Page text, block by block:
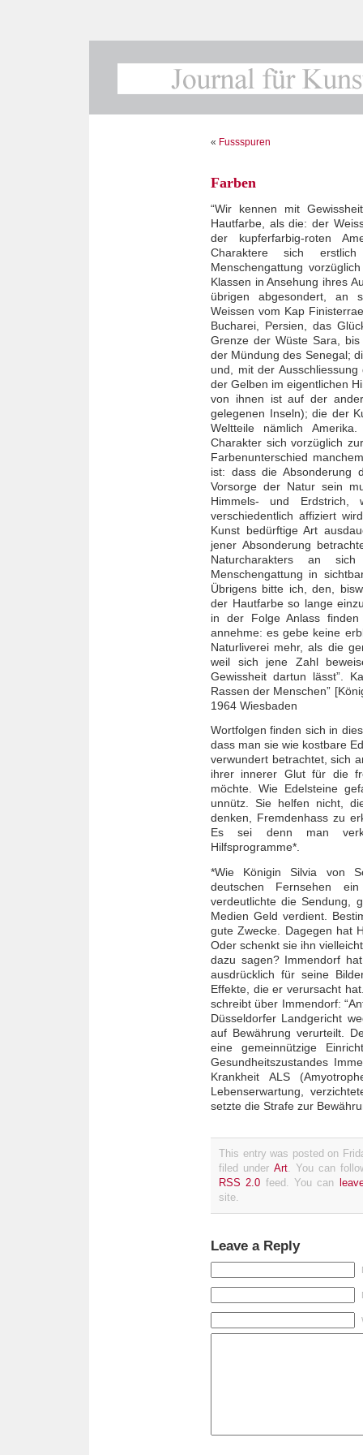
« Fussspuren
Farben
“Wir kennen mit
Hautfarbe, als die: der
der kupferfarbig-roten
Charaktere sich
Menschengattung
Klassen in Ansehung ihres
übrigen abgesondert, an
Weissen vom Kap
Bucharei, Persien, das
Grenze der Wüste Sara,
der Mündung des Senegal;
und, mit der
der Gelben im eigentlichen
von ihnen ist auf der
gelegenen Inseln); die der
Weltteile nämlich
Charakter sich vorzüglich
Farbenunterschied
ist: dass die Absonderung
Vorsorge der Natur sein
Himmels- und
verschiedentlich affiziert
Kunst bedürftige Art
jener Absonderung
Naturcharakters an
Menschengattung in
Übrigens bitte ich, den,
der Hautfarbe so lange
in der Folge Anlass
annehme: es gebe keine
Naturliverei mehr, als die
weil sich jene Zahl
Gewissheit dartun lässt”.
Rassen der Menschen”
1964 Wiesbaden
Wortfolgen finden sich in
dass man sie wie kostbare
verwundert betrachtet, sich
ihrer innerer Glut für die
möchte. Wie Edelsteine
unnütz. Sie helfen nicht,
denken, Fremdenhass zu
Es sei denn man
Hilfsprogramme*.
*Wie Königin Silvia von
deutschen Fernsehen
verdeutlichte die Sendung,
Medien Geld verdient.
gute Zwecke. Dagegen hat
Oder schenkt sie ihn
dazu sagen? Immendorf
ausdrücklich für seine
Effekte, die er verursacht
schreibt über Immendorf:
Düsseldorfer Landgericht
auf Bewährung verurteilt.
eine gemeinnützige
Gesundheitszustandes
Krankheit ALS
Lebenserwartung,
setzte die Strafe zur
This entry was posted on
filed under Art. You can
RSS 2.0 feed. You can
site.
Leave a Reply